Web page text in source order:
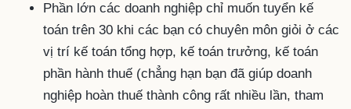
Phần lớn các doanh nghiệp chỉ muốn tuyển kế
toán trên 30 khi các bạn có chuyên môn giỏi ở các
vị trí kế toán tổng hợp, kế toán trưởng, kế toán
phần hành thuế (chẳng hạn bạn đã giúp doanh
nghiệp hoàn thuế thành công rất nhiều lần, tham